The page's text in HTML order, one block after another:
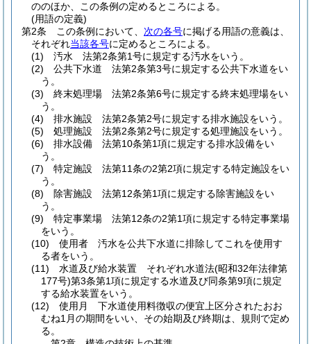
ののほか、この条例の定めるところによる。
(用語の定義)
第2条
この条例において、 次の各号に掲げる用語の意義は、
それぞれ当該各号に定めるところによる。
(1)
汚水 法第2条第1号に規定する汚水をいう。
(2)
公共下水道 法第2条第3号に規定する公共下水道をい
う。
(3)
終末処理場 法第2条第6号に規定する終末処理場をい
う。
(4)
排水施設 法第2条第2号に規定する排水施設をいう。
(5)
処理施設 法第2条第2号に規定する処理施設をいう。
(6)
排水設備 法第10条第1項に規定する排水設備をい
う。
(7)
特定施設 法第11条の2第2項に規定する特定施設をい
う。
(8)
除害施設 法第12条第1項に規定する除害施設をい
う。
(9)
特定事業場 法第12条の2第1項に規定する特定事業場
をいう。
(10)
使用者 汚水を公共下水道に排除してこれを使用す
る者をいう。
(11)
水道及び給水装置 それぞれ水道法(昭和32年法律第
177号)第3条第1項に規定する水道及び同条第9項に規定
する給水装置をいう。
(12)
使用月 下水道使用料徴収の便宜上区分されたおお
むね1月の期間をいい、その始期及び終期は、規則で定め
る。